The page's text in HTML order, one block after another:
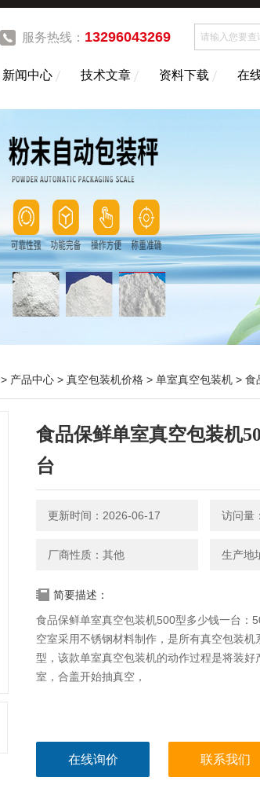
服务热线： 13296043269
新闻中心 技术文章 资料下载 在
> 产品中心 > 真空包装机价格 > 单室真空包装机 > 食品
食品保鲜单室真空包装机
台
更新时间：2026-06-17 访问量
厂商性质：其他 生产地
简要描述：
食品保鲜单室真空包装机500型多少钱一台：
空室采用不锈钢材料制作，是所有真空包装机
型，该款单室真空包装机的动作过程是将装好
室，合盖开始抽真空，
在线询价 联系我们